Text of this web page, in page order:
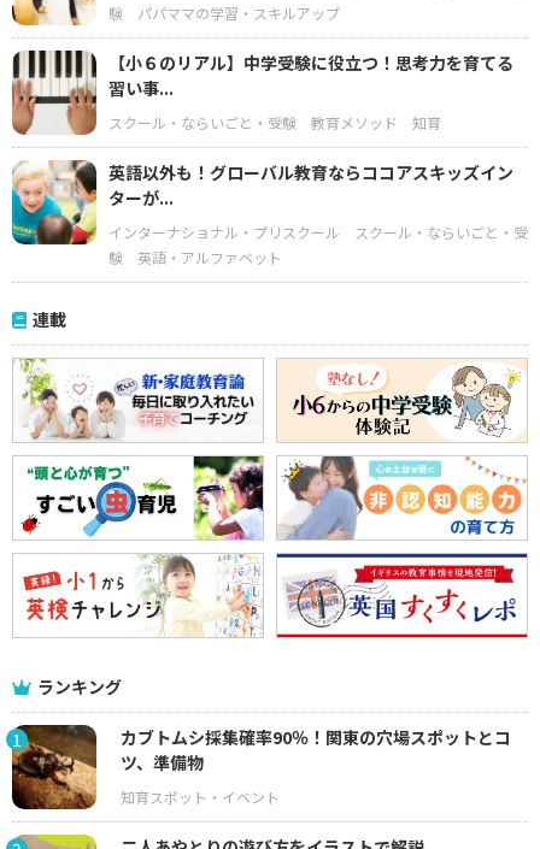
験
パパママの学習・スキルアップ
【小６のリアル】中学受験に役立つ！思考力を育てる
習い事...
スクール・ならいごと・受験 教育メソッド 知育
英語以外も！グローバル教育ならココアスキッズイン
ターが...
インターナショナル・プリスクール
スクール・ならいごと・受
験
英語・アルファベット
連載
ランキング
1
カブトムシ採集確率90％！関東の穴場スポットとコ
ツ、準備物